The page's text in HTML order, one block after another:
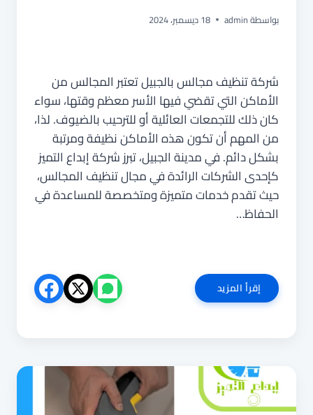
بواسطةadmin 18 ديسمبر، 2024
شركة تنظيف مجالس بالجبيل تعتبر المجالس من
الأماكن التي تقضي فيها الأسر معظم وقتها، سواء
كان ذلك للتجمعات العائلية أو للترحيب بالضيوف. لذا،
من المهم أن تكون هذه الأماكن نظيفة ومرتبة
بشكل دائم. في مدينة الجبيل، تبرز شركة إبداع التميز
كإحدى الشركات الرائدة في مجال تنظيف المجالس،
حيث تقدم خدمات متميزة ومتخصصة للمساعدة في
الحفاظ…
إقرأ المزيدشركة
تنظيف
المجالس
بالبخار
بالجبيل